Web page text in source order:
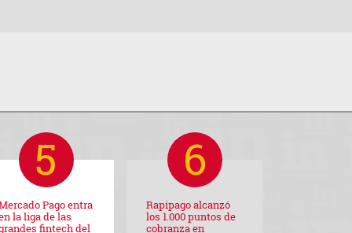
Pago entra
la liga de las
fintech del
Rapipago alcanzó
los 1.000 puntos de
cobranza en